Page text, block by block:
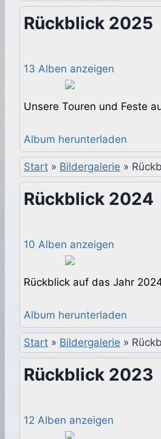
Rückblick 2025
13 Alben anzeigen
Unsere Touren und Feste
Album herunterladen
Start » Bildergalerie »
Rückblick 2024
10 Alben anzeigen
Rückblick auf das Jahr
Album herunterladen
Start » Bildergalerie »
Rückblick 2023
12 Alben anzeigen